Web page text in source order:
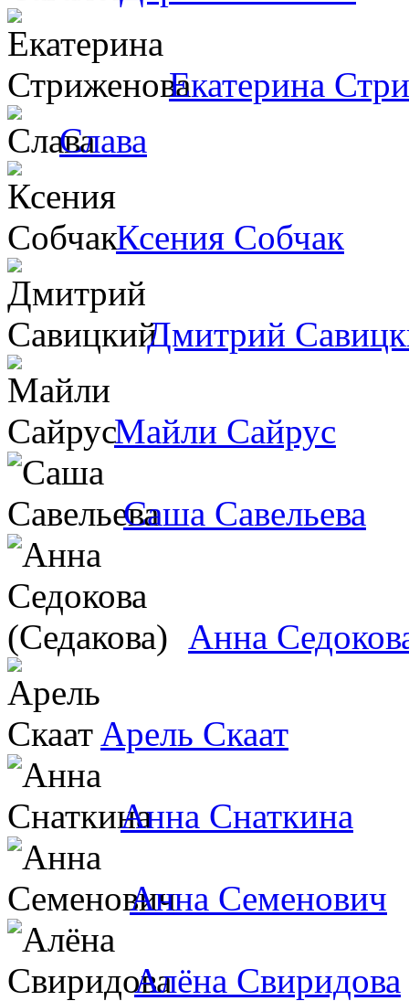
Екатерина
Слава
Ксения Собчак
Дмитрий
Майли Сайрус
Саша Савельева
Анна
Арель Скаат
Анна Снаткина
Анна Семенович
Алёна Свиридова